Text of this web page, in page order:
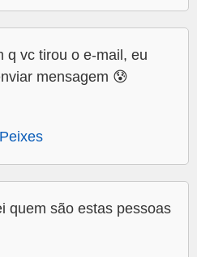
q vc tirou o e-mail, eu
mensagem 😰
quem são estas pessoas